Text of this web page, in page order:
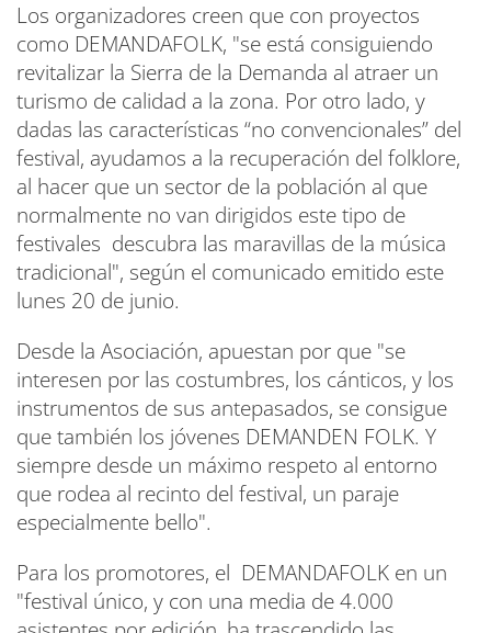
Los organizadores creen que con proyectos
como DEMANDAFOLK, "se está consiguiendo
revitalizar la Sierra de la Demanda al atraer un
turismo de calidad a la zona. Por otro lado, y
dadas las características “no convencionales” del
festival, ayudamos a la recuperación del folklore,
al hacer que un sector de la población al que
normalmente no van dirigidos este tipo de
festivales descubra las maravillas de la música
tradicional", según el comunicado emitido este
lunes 20 de junio.
Desde la Asociación, apuestan por que "se
interesen por las costumbres, los cánticos, y los
instrumentos de sus antepasados, se consigue
que también los jóvenes DEMANDEN FOLK. Y
siempre desde un máximo respeto al entorno
que rodea al recinto del festival, un paraje
especialmente bello".
Para los promotores, el DEMANDAFOLK en un
"festival único, y con una media de 4.000